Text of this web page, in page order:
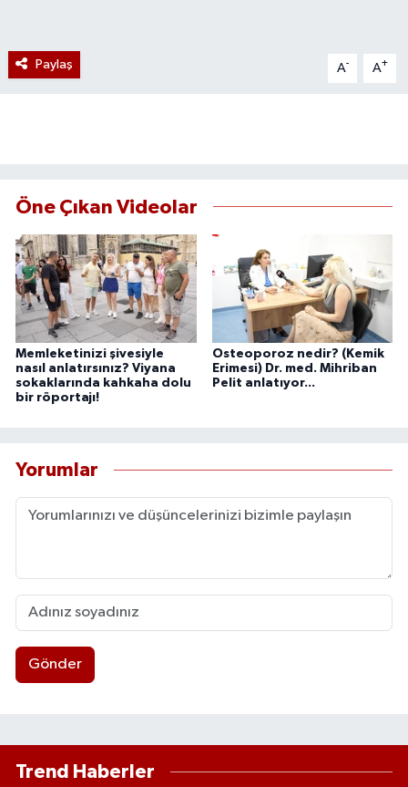
Paylaş A- A+
Öne Çıkan Videolar
Memleketinizi şivesiyle
nasıl anlatırsınız? Viyana
sokaklarında kahkaha dolu
bir röportajı!
Osteoporoz nedir? (Kemik
Erimesi) Dr. med. Mihriban
Pelit anlatıyor...
Yorumlar
Gönder
Trend Haberler